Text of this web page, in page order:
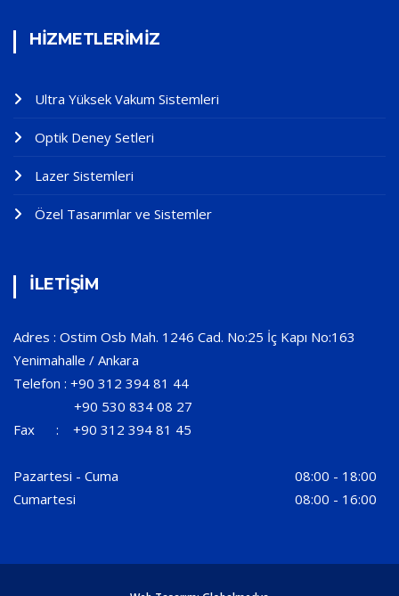
HİZMETLERİMİZ
Ultra Yüksek Vakum Sistemleri
Optik Deney Setleri
Lazer Sistemleri
Özel Tasarımlar ve Sistemler
İLETİŞİM
Adres : Ostim Osb Mah. 1246 Cad. No:25 İç Kapı No:163
Yenimahalle / Ankara
Telefon : +90 312 394 81 44
+90 530 834 08 27
Fax : +90 312 394 81 45
Pazartesi - Cuma
08:00 - 18:00
Cumartesi
08:00 - 16:00